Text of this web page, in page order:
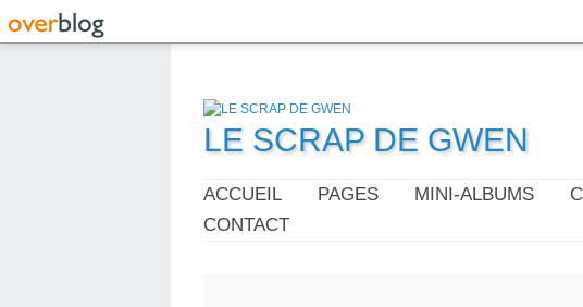
LE SCRAP DE GWEN
ACCUEIL PAGES MINI-ALBUMS
CONTACT